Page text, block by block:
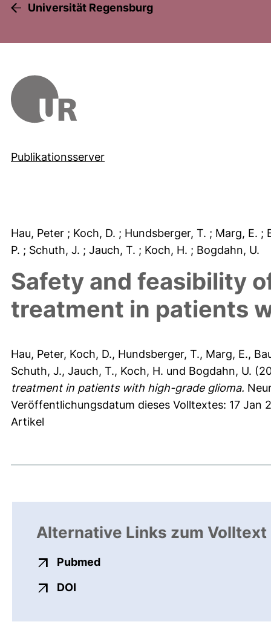
Universität Regensburg
Publikationsserver
Hau, Peter ; Koch, D. ; Hundsberger, T. ; Marg, E. ;
P. ; Schuth, J. ; Jauch, T. ; Koch, H. ; Bogdahn, U.
Safety and feasibility
treatment in patients
Hau, Peter, Koch, D., Hundsberger, T., Marg, E.,
Schuth, J., Jauch, T., Koch, H. und Bogdahn, U.
treatment in patients with high-grade glioma.
Veröffentlichungsdatum dieses Volltextes: 17 Jan
Artikel
Alternative Links zum Volltext
Pubmedexterner Link, öffnet neues
DOI